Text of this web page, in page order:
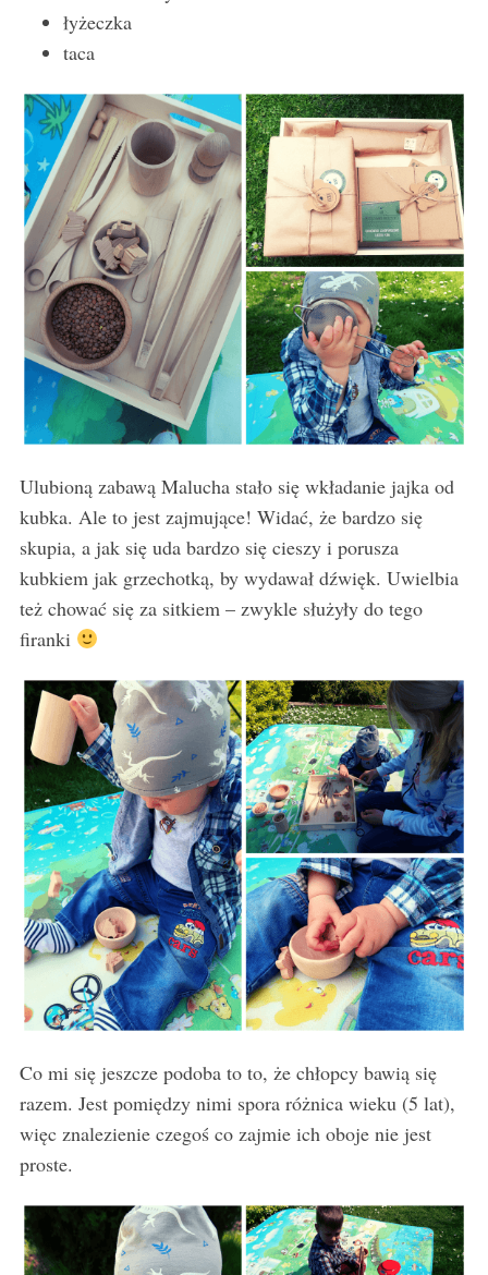
łyżeczka
taca
Ulubioną zabawą Malucha stało się wkładanie jajka od
kubka. Ale to jest zajmujące! Widać, że bardzo się
skupia, a jak się uda bardzo się cieszy i porusza
kubkiem jak grzechotką, by wydawał dźwięk. Uwielbia
też chować się za sitkiem – zwykle służyły do tego
firanki
Co mi się jeszcze podoba to to, że chłopcy bawią się
razem. Jest pomiędzy nimi spora różnica wieku (5 lat),
więc znalezienie czegoś co zajmie ich oboje nie jest
proste.
S
e
r
c
f
o
r
: